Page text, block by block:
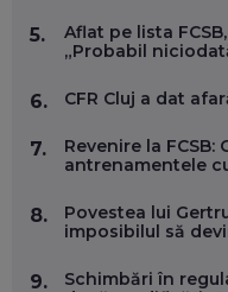
CARIERĂ DE
EP. 56
ÎNVAȚĂ AEO ȘI
EP. 55
OLIVIU MATEI,
VERTICALE
5.
Aflat pe lista
„Probabil
6. CFR Cluj a dat
7.
Revenire la
antrenamentele
8.
Povestea lui
imposibilul să
9.
Schimbări în